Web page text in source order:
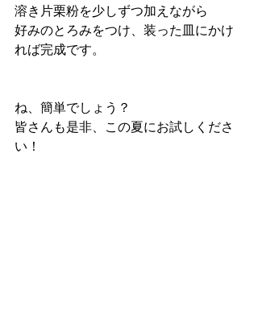
溶き片栗粉を少しずつ加えながら
好みのとろみをつけ、装った皿にかけ
れば完成です。
ね、簡単でしょう？
皆さんも是非、この夏にお試しくださ
い！